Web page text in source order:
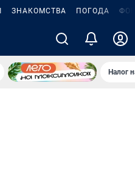
ЗНАКОМСТВА ПОГОДА
Налог